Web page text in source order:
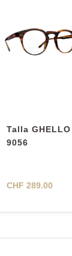
Talla GHELLO
9056
CHF 289.00